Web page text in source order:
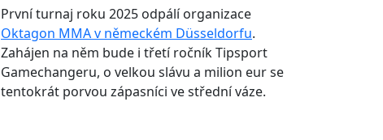
První turnaj roku 2025 odpálí organizace
Oktagon MMA v německém Düsseldorfu.
Zahájen na něm bude i třetí ročník Tipsport
Gamechangeru, o velkou slávu a milion eur se
tentokrát porvou zápasníci ve střední váze.